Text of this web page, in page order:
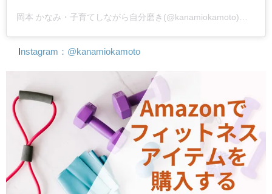
Instagram：@kanamiokamoto